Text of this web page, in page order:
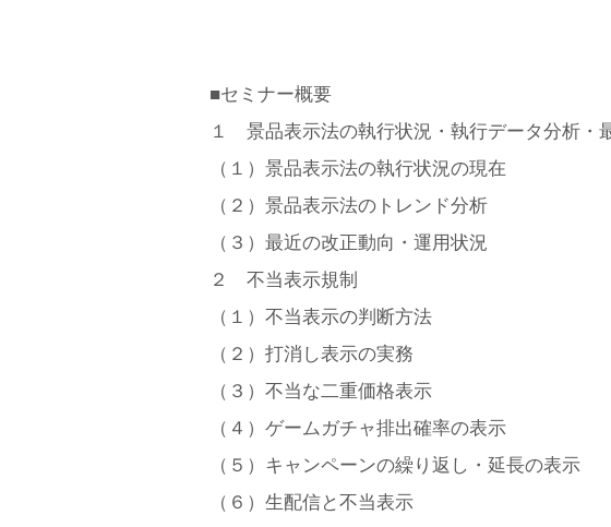
■セミナー概要
１ 景品表示法の執行状況・執行データ分析・
（１）景品表示法の執行状況の現在
（２）景品表示法のトレンド分析
（３）最近の改正動向・運用状況
２ 不当表示規制
（１）不当表示の判断方法
（２）打消し表示の実務
（３）不当な二重価格表示
（４）ゲームガチャ排出確率の表示
（５）キャンペーンの繰り返し・延長の表示
（６）生配信と不当表示